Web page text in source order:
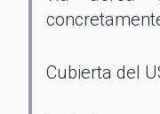
Cubierta del